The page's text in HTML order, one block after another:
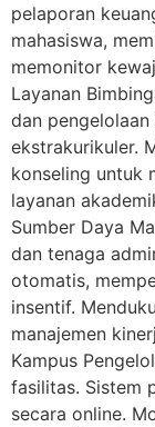
pelaporan
mahasiswa,
memonitor
Layanan
dan
ekstrakurikuler.
konseling untuk
layanan
Sumber Daya
dan tenaga
otomatis,
insentif.
manajemen
Kampus
fasilitas. Sistem
secara online.